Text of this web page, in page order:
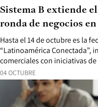
04 OCTUBRE
Hasta el 14 de octubre es la
“Latinoamérica Conectada”,
comerciales con iniciativas
Sistema B extiende
ronda de negocios